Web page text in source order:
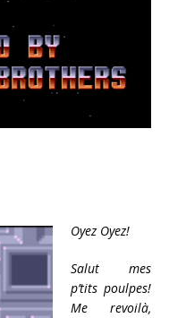
Oyez Oyez!
Salut mes
p’tits poulpes!
Me revoilà,